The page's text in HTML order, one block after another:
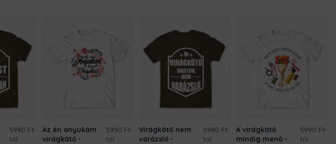
5990 Ft-
tól
Az én anyukám
virágkötő
5990 Ft-
tól
Virágkötő nem
varázsló
5990 Ft-
tól
A virágkötő
mindig menő
5990 Ft-
tól